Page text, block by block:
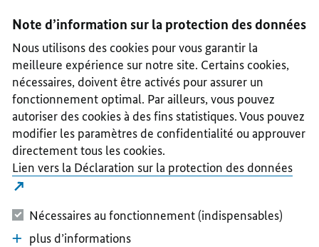
II
III
IV
V
Note d’information sur la protection des données
Nous utilisons des cookies pour vous garantir la
meilleure expérience sur notre site. Certains cookies,
nécessaires, doivent être activés pour assurer un
fonctionnement optimal. Par ailleurs, vous pouvez
autoriser des cookies à des fins statistiques. Vous pouvez
modifier les paramètres de confidentialité ou approuver
directement tous les cookies.
Lien vers la Déclaration sur la protection des données
Nécessaires au fonctionnement (indispensables)
plus d’informations